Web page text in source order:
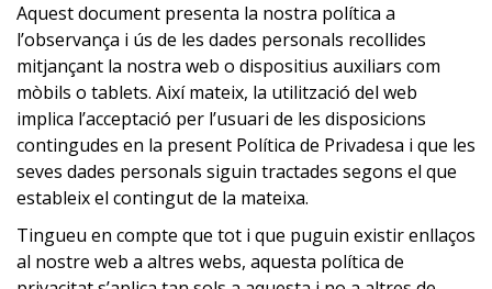
Aquest document presenta la nostra política a
l’observança i ús de les dades personals recollides
mitjançant la nostra web o dispositius auxiliars com
mòbils o tablets. Així mateix, la utilització del web
implica l’acceptació per l’usuari de les disposicions
contingudes en la present Política de Privadesa i que les
seves dades personals siguin tractades segons el que
estableix el contingut de la mateixa.
Tingueu en compte que tot i que puguin existir enllaços
al nostre web a altres webs, aquesta política de